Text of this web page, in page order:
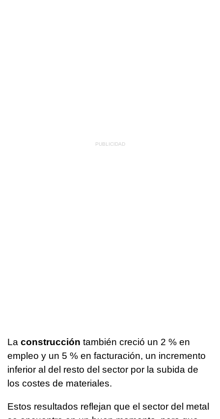
La construcción también creció un 2 % en
empleo y un 5 % en facturación, un incremento
inferior al del resto del sector por la subida de
los costes de materiales.
Estos resultados reflejan que el sector del metal